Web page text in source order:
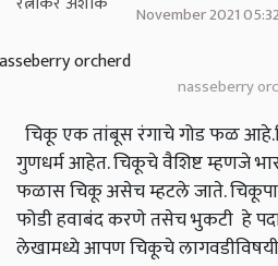
November 2021
nasseberry
चिकू एक तांबूस रंगाचे गोड फळ
गुणधर्म आहेत. चिकूचे वैशिष्ट म्हणजे
फळास चिकू असेच म्हटले जाते.
फोडी हवाबंद करणे तसेच भुकटी हे
लेखामध्ये आपण चिकूचे लागवडीविषयी